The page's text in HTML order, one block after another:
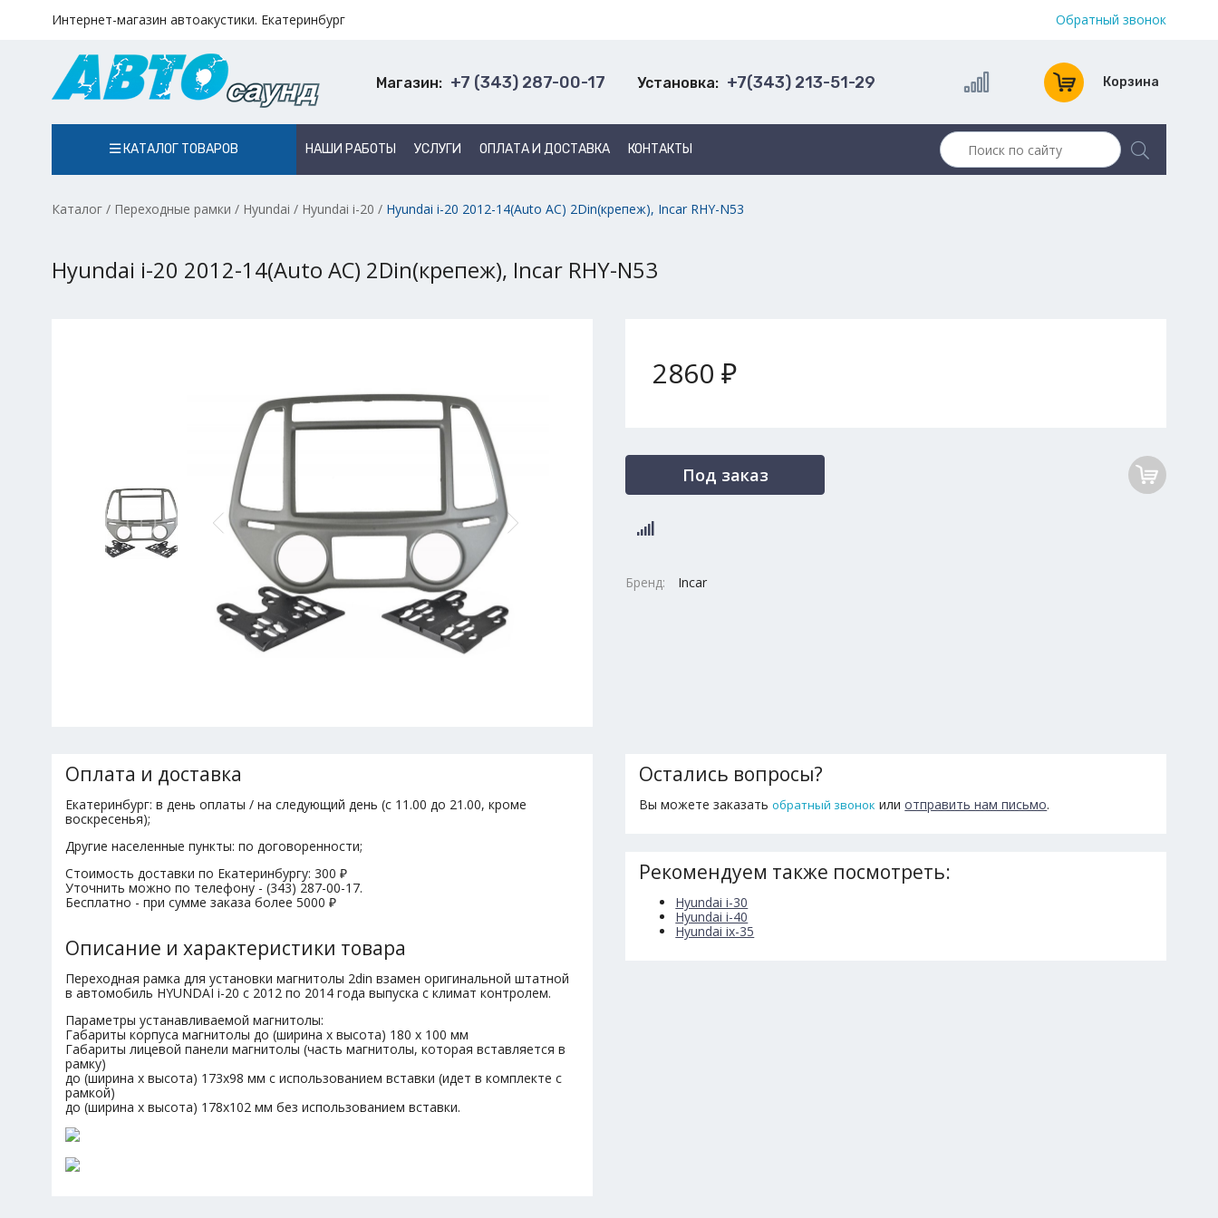
Интернет-магазин автоакустики. Екатеринбург Обратный звонок
Магазин: +7 (343) 287-00-17 Установка: +7(343) 213-51-29 Корзина
КАТАЛОГ ТОВАРОВ НАШИ РАБОТЫ УСЛУГИ ОПЛАТА И ДОСТАВКА КОНТАКТЫ
Каталог / Переходные рамки / Hyundai / Hyundai i-20 / Hyundai i-20 2012-14(Auto AC) 2Din(крепеж), Incar RHY-N53
Hyundai i-20 2012-14(Auto AC) 2Din(крепеж), Incar RHY-N53
2860 ₽
Под заказ
Бренд: Incar
Оплата и доставка
Екатеринбург: в день оплаты / на следующий день (с 11.00 до 21.00, кроме
воскресенья);
Другие населенные пункты: по договоренности;
Стоимость доставки по Екатеринбургу: 300 ₽
Уточнить можно по телефону - (343) 287-00-17.
Бесплатно - при сумме заказа более 5000 ₽
Описание и характеристики товара
Переходная рамка для установки магнитолы 2din взамен оригинальной штатной
в автомобиль HYUNDAI i-20 с 2012 по 2014 года выпуска с климат контролем.
Параметры устанавливаемой магнитолы:
Габариты корпуса магнитолы до (ширина х высота) 180 х 100 мм
Габариты лицевой панели магнитолы (часть магнитолы, которая вставляется в
рамку)
до (ширина х высота) 173х98 мм с использованием вставки (идет в комплекте с
рамкой)
до (ширина х высота) 178х102 мм без использованием вставки.
Остались вопросы?
Вы можете заказатьобратный звонок илиотправить нам письмо.
Рекомендуем также посмотреть:
Hyundai i-30
Hyundai i-40
Hyundai ix-35